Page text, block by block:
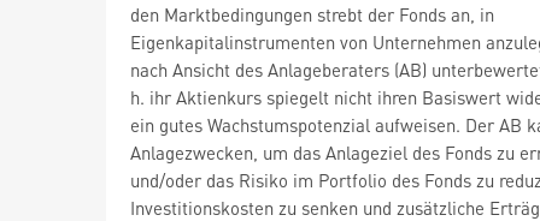
den Marktbedingungen strebt der Fonds an, in
Eigenkapitalinstrumenten von Unternehmen
nach Ansicht des Anlageberaters (AB)
h. ihr Aktienkurs spiegelt nicht ihren Basiswert
ein gutes Wachstumspotenzial aufweisen. Der AB
Anlagezwecken, um das Anlageziel des Fonds zu
und/oder das Risiko im Portfolio des Fonds zu
Investitionskosten zu senken und zusätzliche